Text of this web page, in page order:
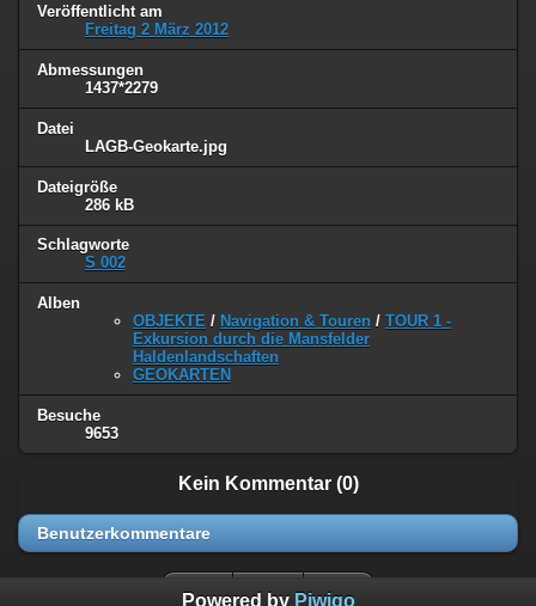
Veröffentlicht am
Freitag 2 März 2012
Abmessungen
1437*2279
Datei
LAGB-Geokarte.jpg
Dateigröße
286 kB
Schlagworte
S 002
Alben
OBJEKTE / Navigation & Touren / TOUR 1 -
Exkursion durch die Mansfelder
Haldenlandschaften
GEOKARTEN
Besuche
9653
Kein Kommentar (0)
Benutzerkommentare
Powered by Piwigo